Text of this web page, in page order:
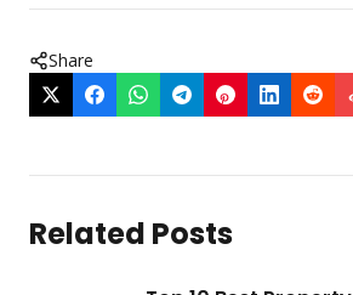
Share
Related Posts